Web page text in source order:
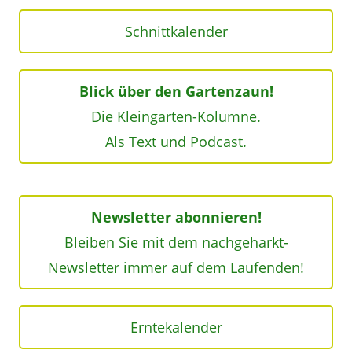
Schnittkalender
Blick über den Gartenzaun!
Die Kleingarten-Kolumne.
Als Text und Podcast.
Newsletter abonnieren!
Bleiben Sie mit dem nachgeharkt-
Newsletter immer auf dem Laufenden!
Erntekalender